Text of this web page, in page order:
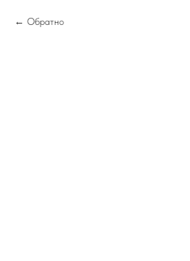
Обратно